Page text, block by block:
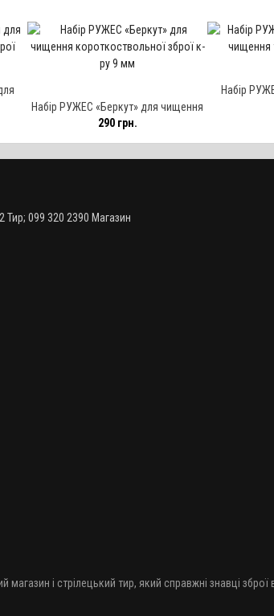
Набір РУЖЕС «Беркут» для чищення
короткоствольної зброї к-ру 9 мм
290 грн.
Набір
чищення
Тир; 099 320 2390 Магазин
магазин і стрілецький тир, який справжні знавці